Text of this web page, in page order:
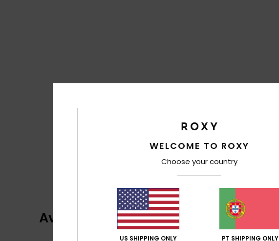
Avaliações dos clientes
WELCOME TO ROXY
Choose your country
US SHIPPING ONLY PT SHIPPING ONLY